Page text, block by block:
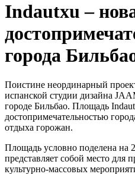
Indautxu –
города
Поистине неординарный
испанской студии дизайна
городе Бильбао. Площадь
достопримечательностью
отдыха горожан.
Площадь условно поделена на
представляет собой место для
культурно-массовых